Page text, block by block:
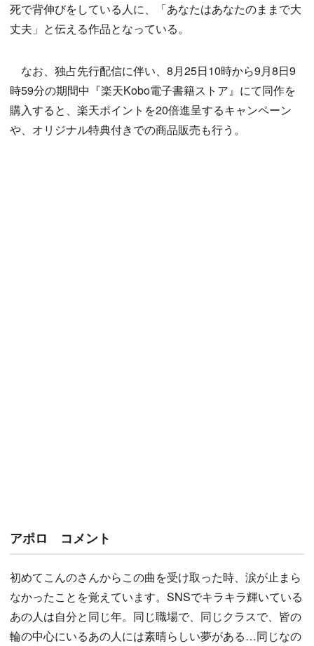
死で背伸びをしている人に、「あなたはあなたのままで大
丈夫」と伝える作品となっている。
なお、独占先行配信に伴い、8月25日10時から9月8日9
時59分の期間中『楽天Kobo電子書籍ストア』にて同作を
購入すると、楽天ポイントを20倍進呈するキャンペーン
や、オリジナル特典付きでの商品販売も行う。
アポロ コメント
初めてこんのさんからこの曲を受け取った時、涙が止まら
なかったことを覚えています。SNSでキラキラ輝いている
あの人は自分と同じ年。同じ職場で、同じクラスで、皆の
輪の中心にいるあの人には素晴らしい夢がある…同じなの